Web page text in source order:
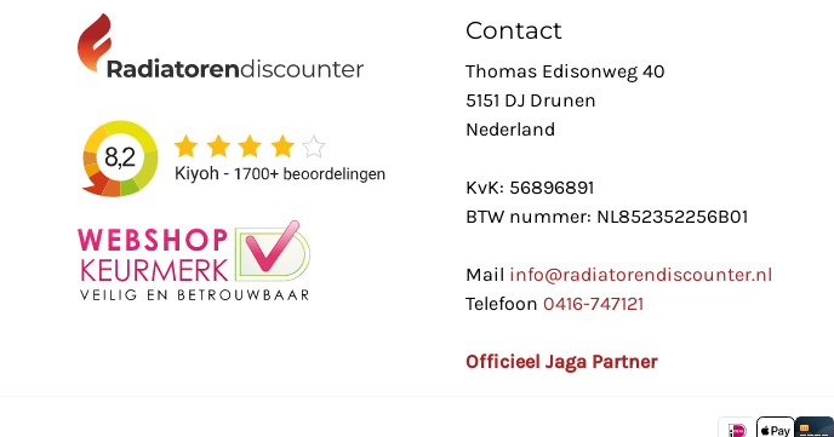
Contact
Thomas Edisonweg 40
5151 DJ Drunen
Nederland
KvK: 56896891
BTW nummer: NL852352256B01
Mail info@radiatorendiscounter.nl
Telefoon 0416-747121
Officieel Jaga Partner